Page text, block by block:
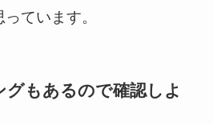
ています。
もあるので確認しよ